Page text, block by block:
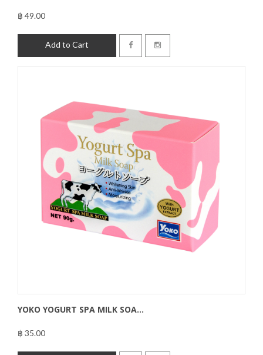
฿ 49.00
Add to Cart
YOKO YOGURT SPA MILK SOA...
฿ 35.00